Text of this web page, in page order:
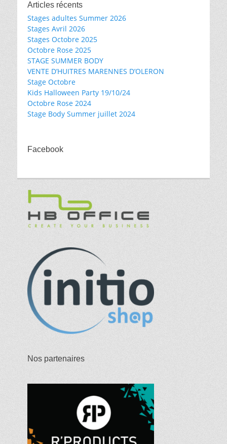
Articles récents
Stages adultes Summer 2026
Stages Avril 2026
Stages Octobre 2025
Octobre Rose 2025
STAGE SUMMER BODY
VENTE D’HUITRES MARENNES D’OLERON
Stage Octobre
Kids Halloween Party 19/10/24
Octobre Rose 2024
Stage Body Summer juillet 2024
Facebook
Nos partenaires